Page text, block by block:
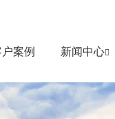
案例 新闻中心